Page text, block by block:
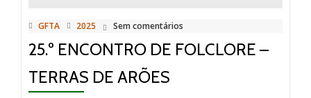
GFTA 2025 Sem comentários
25.º ENCONTRO DE FOLCLORE –
TERRAS DE ARÕES